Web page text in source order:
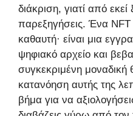
διάκριση, γιατί από
παρεξηγήσεις. Ένα NFT
καθαυτή· είναι μια
ψηφιακό αρχείο και
συγκεκριμένη
κατανόηση αυτής της
βήμα για να